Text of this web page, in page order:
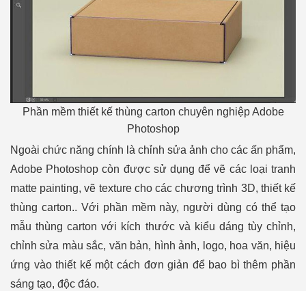
Phần mềm thiết kế thùng carton chuyên nghiệp Adobe
Photoshop
Ngoài chức năng chính là chỉnh sửa ảnh cho các ấn phẩm,
Adobe Photoshop còn được sử dụng để vẽ các loại tranh
matte painting, vẽ texture cho các chương trình 3D, thiết kế
thùng carton.. Với phần mềm này, người dùng có thể tạo
mẫu thùng carton với kích thước và kiểu dáng tùy chỉnh,
chỉnh sửa màu sắc, văn bản, hình ảnh, logo, hoa văn, hiệu
ứng vào thiết kế một cách đơn giản để bao bì thêm phần
sáng tạo, độc đáo.